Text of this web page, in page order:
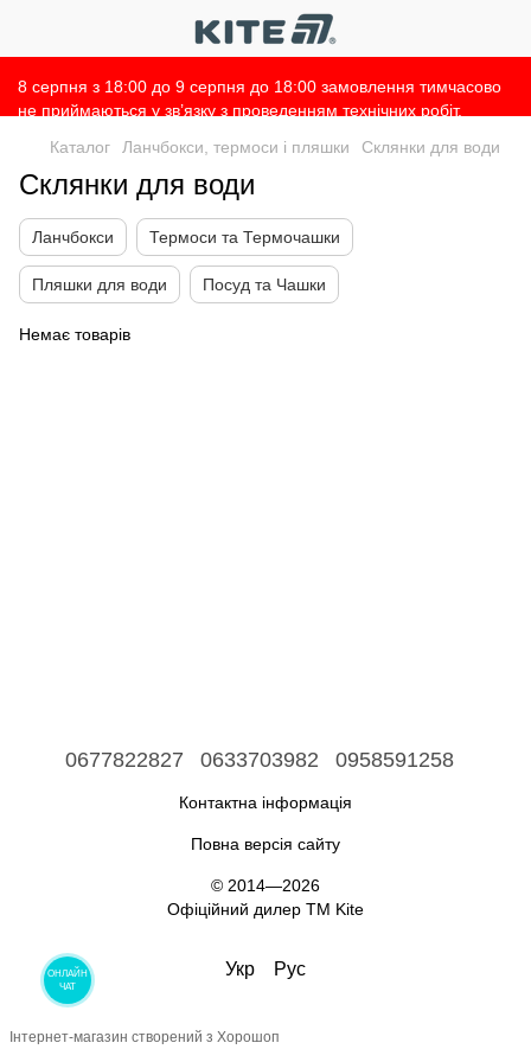
8 серпня з 18:00 до 9 серпня до 18:00 замовлення тимчасово
не приймаються у зв’язку з проведенням технічних робіт.
за розуміння 💛
Каталог Ланчбокси, термоси і пляшки Склянки для води
Склянки для води
Ланчбокси Термоси та Термочашки
Пляшки для води Посуд та Чашки
Немає товарів
0677822827 0633703982 0958591258
Контактна інформація
Повна версія сайту
© 2014—2026
Офіційний дилер ТМ Kite
Укр Рус
Інтернет-магазин створений з Хорошоп
ОНЛАЙН
ЧАТ